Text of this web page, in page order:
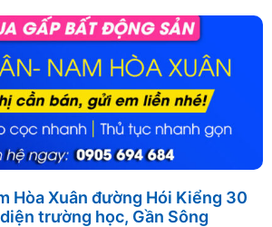
Hòa Xuân đường Hói Kiểng 30
trường học, Gần Sông